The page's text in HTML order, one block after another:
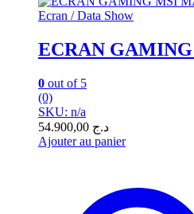
Ecran / Data Show
ECRAN
0 out of 5
(0)
SKU: n/a
د.ج
Ajouter au panier